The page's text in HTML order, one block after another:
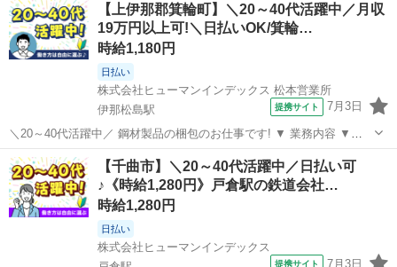
【上伊那郡箕輪町】＼20～40代活躍中／月収
19万円以上可!＼日払いOK/箕輪…
時給1,180円
日払い
株式会社ヒューマンインデックス 松本営業所
伊那松島駅
提携サイト 7月3日
＼20～40代活躍中／ 鋼材製品の梱包のお仕事です! ▼ 業務内容 ▼
【鋼材製品の梱包】 ◆作業書にしたがって製品のパッキング ◆1m四
方のビニールに製品を置く→その後、熱をあててプレスする機械でパ
ッキング ◆梱包後...
長野 上伊那郡 伊那松島駅 その他
【千曲市】＼20～40代活躍中／日払い可
♪《時給1,280円》戸倉駅の鉄道会社…
時給1,280円
日払い
株式会社ヒューマンインデックス
提携サイト 7月3日